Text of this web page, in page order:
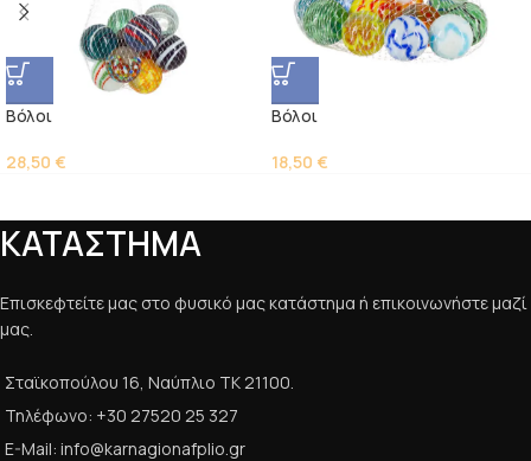
Βόλοι
28,50 €
Βόλοι
18,50 €
ΚΑΤΑΣΤΗΜΑ
Επισκεφτείτε μας στο φυσικό μας κατάστημα ή επικοινωνήστε μαζί
μας.
Σταϊκοπούλου 16, Ναύπλιο ΤΚ 21100.
Τηλέφωνο: +30 27520 25 327
E-Mail: info@karnagionafplio.gr